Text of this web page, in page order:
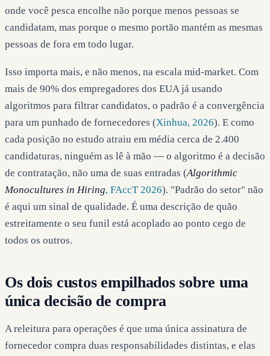
onde você pesca encolhe não porque menos pessoas se
candidatam, mas porque o mesmo portão mantém as mesmas
pessoas de fora em todo lugar.
Isso importa mais, e não menos, na escala mid-market. Com
mais de 90% dos empregadores dos EUA já usando
algoritmos para filtrar candidatos, o padrão é a convergência
para um punhado de fornecedores (Xinhua, 2026). E como
cada posição no estudo atraiu em média cerca de 2.400
candidaturas, ninguém as lê à mão — o algoritmo é a decisão
de contratação, não uma de suas entradas (Algorithmic
Monocultures in Hiring, FAccT 2026). "Padrão do setor" não
é aqui um sinal de qualidade. É uma descrição de quão
estreitamente o seu funil está acoplado ao ponto cego de
todos os outros.
Os dois custos empilhados sobre uma
única decisão de compra
A releitura para operações é que uma única assinatura de
fornecedor compra duas responsabilidades distintas, e elas